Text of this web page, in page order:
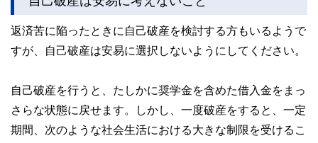
返済苦に陥ったときに自己破産を検討する方もいるようで
すが、自己破産は安易に選択しないようにしてください。
自己破産を行うと、たしかに奨学金を含めた借入金をまっ
さらな状態に戻せます。しかし、一度破産をすると、一定
期間、次のような社会生活における大きな制限を受けるこ